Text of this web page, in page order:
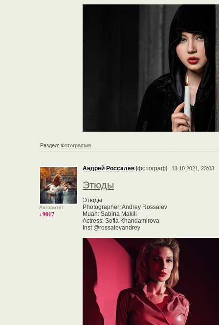
Раздел: Фотография
Авторитет
+9017
Андрей Россалев [фотограф] 13.10.2021, 23:03
Этюды
Этюды
Photographer: Andrey Rossalev
Muah: Sabina Makili
Actress: Sofia Khandamirova
Inst @rossalevandrey